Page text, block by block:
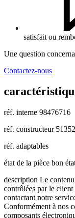
satisfait ou
Une question
Contactez-nous
réf. interne 98476716
réf. constructeur
réf. adaptables
état de la pièce bon
description Le
contrôlées par le
contactant notre
Conformément à nos
composants